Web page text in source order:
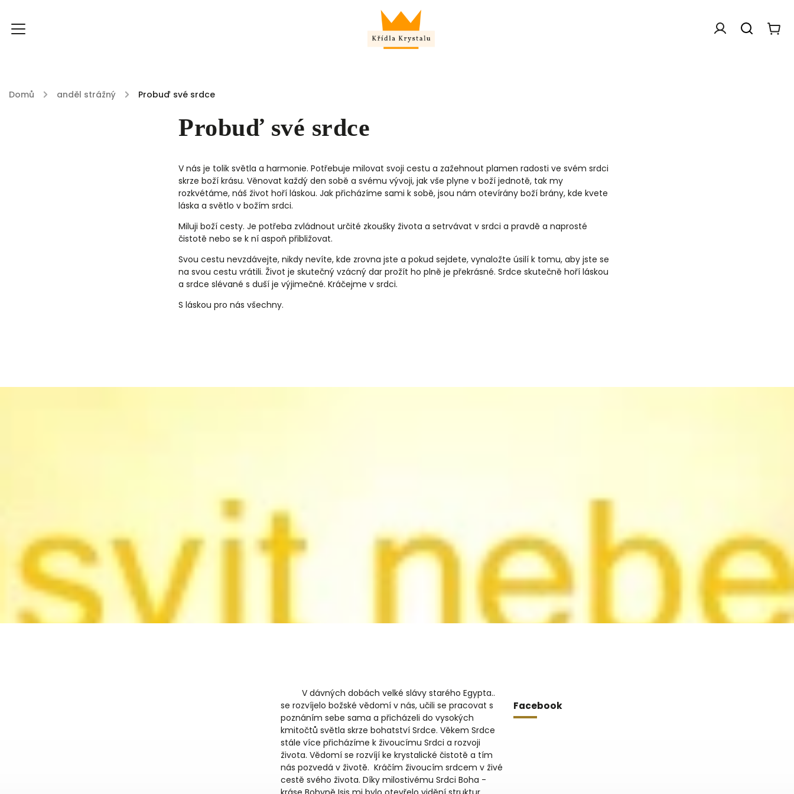
🌹Světlo Růže - zasvěcení k Panně Marii☀️
Domů / anděl strážný / Probuď své srdce
Probuď své srdce
V nás je tolik světla a harmonie. Potřebuje milovat svoji cestu a zažehnout plamen radosti ve svém srdci
skrze boží krásu. Věnovat každý den sobě a svému vývoji, jak vše plyne v boží jednotě, tak my
rozkvétáme, náš život hoří láskou. Jak přicházíme sami k sobě, jsou nám otevírány boží brány, kde kvete
láska a světlo v božím srdci.
Miluji boží cesty. Je potřeba zvládnout určité zkoušky života a setrvávat v srdci a pravdě a naprosté
čistotě nebo se k ní aspoň přibližovat.
Svou cestu nevzdávejte, nikdy nevíte, kde zrovna jste a pokud sejdete, vynaložte úsilí k tomu, aby jste se
na svou cestu vrátili. Život je skutečný vzácný dar prožít ho plně je překrásné. Srdce skutečně hoří láskou
a srdce slévané s duší je výjimečné. Kráčejme v srdci.
S láskou pro nás všechny.
V dávných dobách velké slávy starého Egypta..
se rozvíjelo božské vědomí v nás, učili se pracovat s
poznáním sebe sama a přicházeli do vysokých
kmitočtů světla skrze bohatství Srdce. Věkem Srdce
stále více přicházíme k živoucímu Srdci a rozvoji
života. Vědomí se rozvíjí ke krystalické čistotě a tím
nás pozvedá v životě. Kráčím živoucím srdcem v živé
cestě svého života. Díky milostivému Srdci Boha -
Facebook